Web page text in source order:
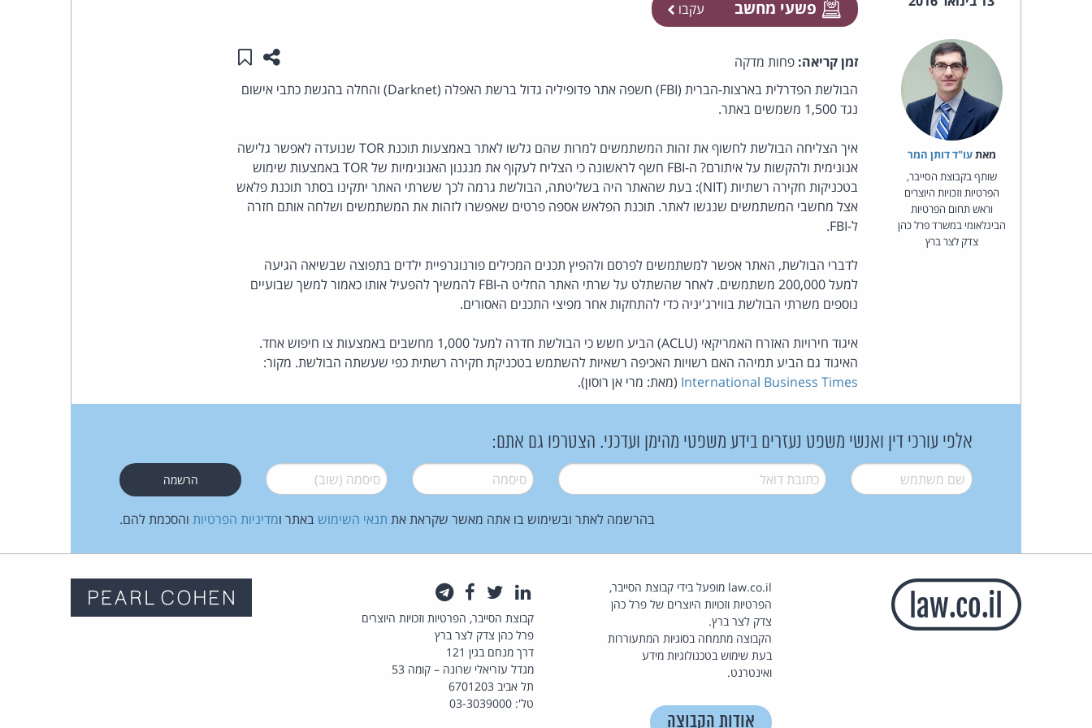
מ־1996
פשעי מחשב עקבו
מאת‏עו"ד דותן המר
שותף בקבוצת הסייבר,
הפרטיות וזכויות היוצרים
וראש תחום הפרטיות
הבינלאומי במשרד פרל כהן
צדק לצר ברץ
זמן קריאה: פחות מדקה שתפו עמוד זה
שמור ב"תכנים שלי"
הבולשת הפדרלית בארצות-הברית (FBI) חשפה אתר פדופיליה גדול ברשת האפלה (Darknet) והחלה בהגשת כתבי אישום
נגד 1,500 משמשים באתר.
איך הצליחה הבולשת לחשוף את זהות המשתמשים למרות שהם גלשו לאתר באמצעות תוכנת TOR שנועדה לאפשר גלישה
אנונימית ולהקשות על איתורם? ה-FBI חשף לראשונה כי הצליח לעקוף את מנגנון האנונימיות של TOR באמצעות שימוש
בטכניקות חקירה רשתיות (NIT): בעת שהאתר היה בשליטתה, הבולשת גרמה לכך ששרתי האתר יתקינו בסתר תוכנת פלאש
אצל מחשבי המשתמשים שנגשו לאתר. תוכנת הפלאש אספה פרטים שאפשרו לזהות את המשתמשים ושלחה אותם חזרה
ל-FBI.
לדברי הבולשת, האתר אפשר למשתמשים לפרסם ולהפיץ תכנים המכילים פורנוגרפיית ילדים בתפוצה שבשיאה הגיעה
למעל 200,000 משתמשים. לאחר שהשתלט על שרתי האתר החליט ה-FBI להמשיך להפעיל אותו כאמור למשך שבועיים
נוספים משרתי הבולשת בווירג'יניה כדי להתחקות אחר מפיצי התכנים האסורים.
איגוד חירויות האזרח האמריקאי (ACLU) הביע חשש כי הבולשת חדרה למעל 1,000 מחשבים באמצעות צו חיפוש אחד.
האיגוד גם הביע תמיהה האם רשויות האכיפה רשאיות להשתמש בטכניקת חקירה רשתית כפי שעשתה הבולשת. מקור:
International Business Times (מאת: מרי אן רוסון).
אלפי עורכי דין ואנשי משפט נעזרים בידע משפטי מהימן ועדכני. הצטרפו גם אתם:
שם משתמש* דואל* סיסמה* סיסמה (שוב)*
בהרשמה לאתר ובשימוש בו אתה מאשר שקראת את תנאי השימוש באתר ומדיניות הפרטיות והסכמת להם.
law.co.il מופעל בידי קבוצת הסייבר,
הפרטיות וזכויות היוצרים של פרל כהן
צדק לצר ברץ.
הקבוצה מתמחה בסוגיות המתעוררות
בעת שימוש בטכנולוגיות מידע
ואינטרנט.
אודות הקבוצה
לינקדאין
טוויטרפייסבוק
קבוצת הסייבר, הפרטיות וזכויות היוצרים
פרל כהן צדק לצר ברץ
דרך מנחם בגין 121
מגדל עזריאלי שרונה – קומה 53
תל אביב 6701203
טל': 03-3039000